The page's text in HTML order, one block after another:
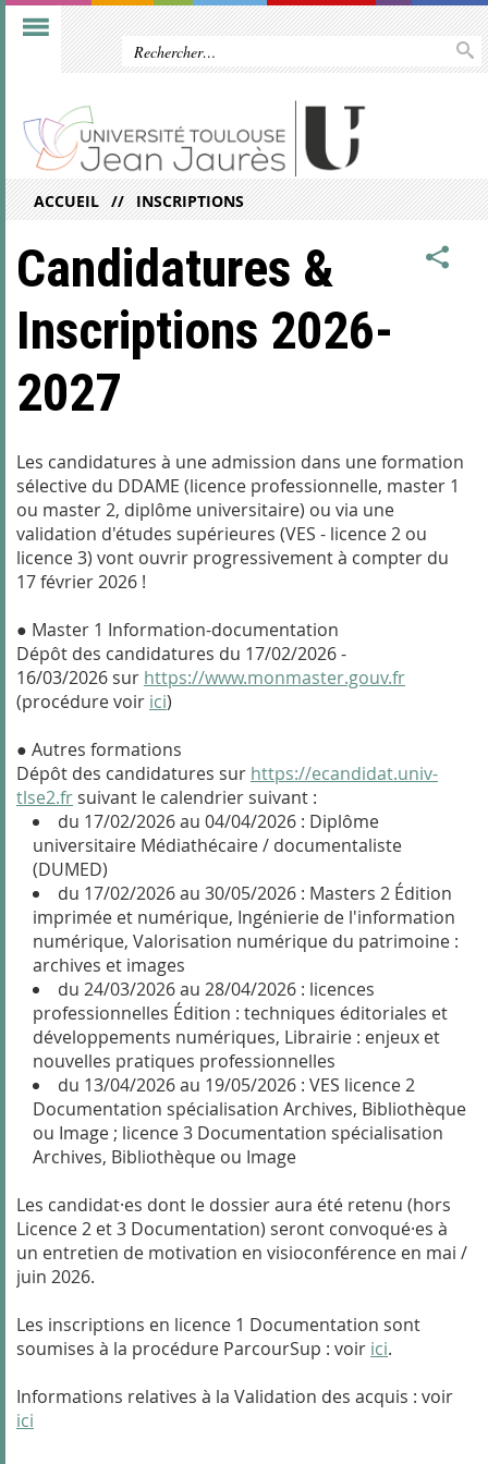
ACCUEIL INSCRIPTIONS
Candidatures &
Inscriptions 2026-
2027
Les candidatures à une admission dans une formation
sélective du DDAME (licence professionnelle, master 1
ou master 2, diplôme universitaire) ou via une
validation d'études supérieures (VES - licence 2 ou
licence 3) vont ouvrir progressivement à compter du
17 février 2026 !
● Master 1 Information-documentation
Dépôt des candidatures du 17/02/2026 -
16/03/2026 sur https://www.monmaster.gouv.fr
(procédure voir ici)
● Autres formations
Dépôt des candidatures sur https://ecandidat.univ-
tlse2.fr suivant le calendrier suivant :
du 17/02/2026 au 04/04/2026 : Diplôme
universitaire Médiathécaire / documentaliste
(DUMED)
du 17/02/2026 au 30/05/2026 : Masters 2 Édition
imprimée et numérique, Ingénierie de l'information
numérique, Valorisation numérique du patrimoine :
archives et images
du 24/03/2026 au 28/04/2026 : licences
professionnelles Édition : techniques éditoriales et
développements numériques, Librairie : enjeux et
nouvelles pratiques professionnelles
du 13/04/2026 au 19/05/2026 : VES licence 2
Documentation spécialisation Archives, Bibliothèque
ou Image ; licence 3 Documentation spécialisation
Archives, Bibliothèque ou Image
Les candidat·es dont le dossier aura été retenu (hors
Licence 2 et 3 Documentation) seront convoqué·es à
un entretien de motivation en visioconférence en mai /
juin 2026.
Les inscriptions en licence 1 Documentation sont
soumises à la procédure ParcourSup : voir ici.
Informations relatives à la Validation des acquis : voir
ici